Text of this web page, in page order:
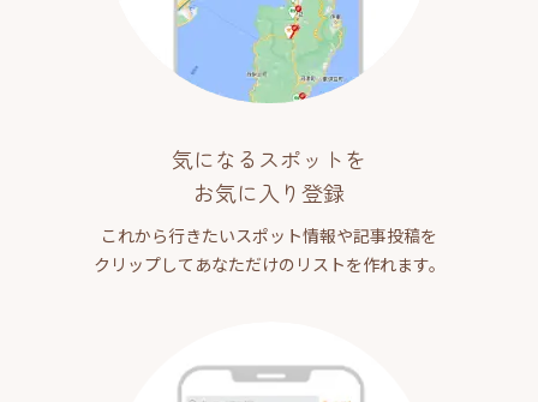
気になるスポットを
お気に入り登録
これから行きたいスポット情報や記事投稿を
クリップしてあなただけのリストを作れます。